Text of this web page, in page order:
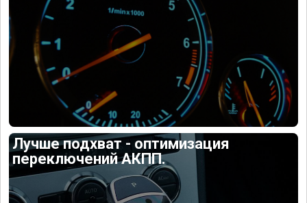
Лучше подхват - оптимизация
переключений АКПП.